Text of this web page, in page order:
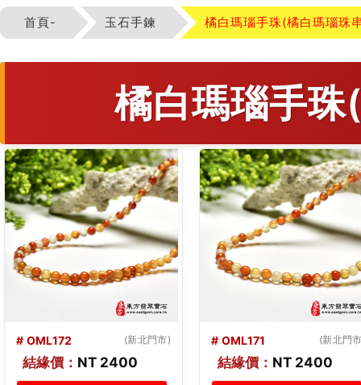
首頁- 玉石手鍊 橘白瑪瑙手珠(橘白瑪瑙珠
橘白瑪瑙手
# OML171 (新北門市)
結緣價： NT 2400
# OML170 (新北門
結緣價： NT 2400